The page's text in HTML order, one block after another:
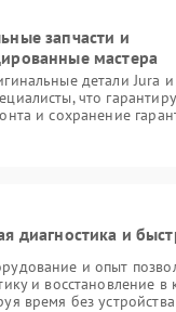
запчасти и
мастера
детали Jura
что
и сохранение
диагностика и
и опыт
и восстановление в
время без устройства